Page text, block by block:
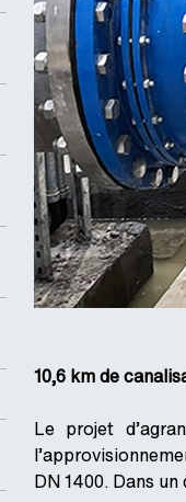
10,6 km de
Le projet
DN 1400. Dans